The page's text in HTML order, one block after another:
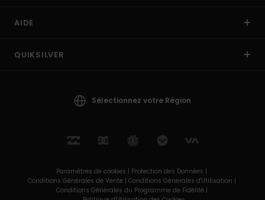
AIDE
QUIKSILVER
Sélectionnez votre Région
Paramètres de cookies | Protection des Données |
Conditions Générales de Vente | Conditions Générales d'Utilisation |
Conditions Générales du Programme de Fidélité |